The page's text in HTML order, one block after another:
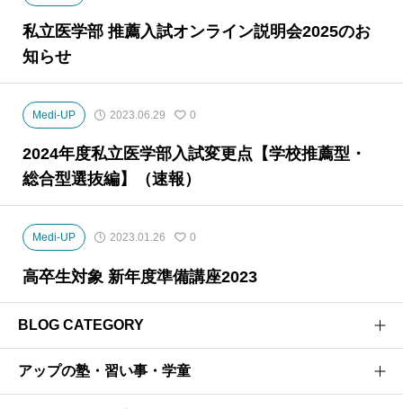
私立医学部 推薦入試オンライン説明会2025のお
知らせ
Medi-UP 2023.06.29 0
2024年度私立医学部入試変更点【学校推薦型・
総合型選抜編】（速報）
Medi-UP 2023.01.26 0
高卒生対象 新年度準備講座2023
BLOG CATEGORY
医学部受験のプロがお届けする医学部受験情報ブログ
アップの塾・習い事・学童